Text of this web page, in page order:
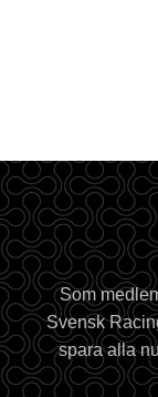
Som
Svensk
spara alla